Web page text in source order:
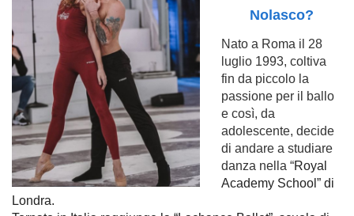
Nolasco?
Nato a Roma il 28
luglio 1993, coltiva
fin da piccolo la
passione per il ballo
e così, da
adolescente, decide
di andare a studiare
danza nella “Royal
Academy School” di
Londra.